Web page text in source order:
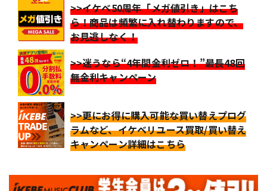
>>イケベ50周年「メガ値引き」はこち
ら！商品は頻繁に入れ替わりますので、
お見逃しなく！
>>迷うなら“4年間金利ゼロ！”最長48回
無金利キャンペーン
>>更にお得に購入可能な買い替えプログ
ラムなど、イケベリユース買取/買い替え
キャンペーン詳細はこちら